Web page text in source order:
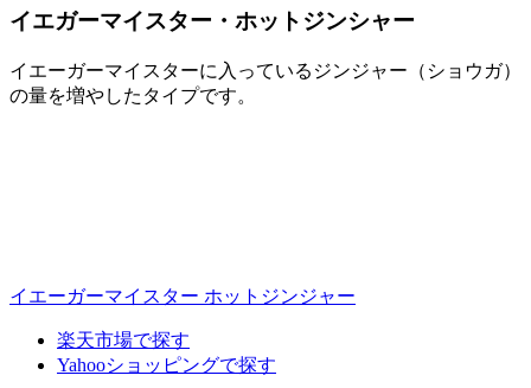
イエガーマイスター・ホットジンシャー
イエーガーマイスターに入っているジンジャー（ショウガ）
の量を増やしたタイプです。
イエーガーマイスター ホットジンジャー
楽天市場で探す
Yahooショッピングで探す